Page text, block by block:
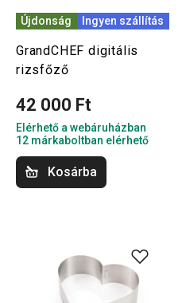
Újdonság Ingyen szállítás
GrandCHEF digitális
rizsfőző
42 000 Ft
Elérhető a webáruházban
12 márkaboltban elérhető
Kosárba